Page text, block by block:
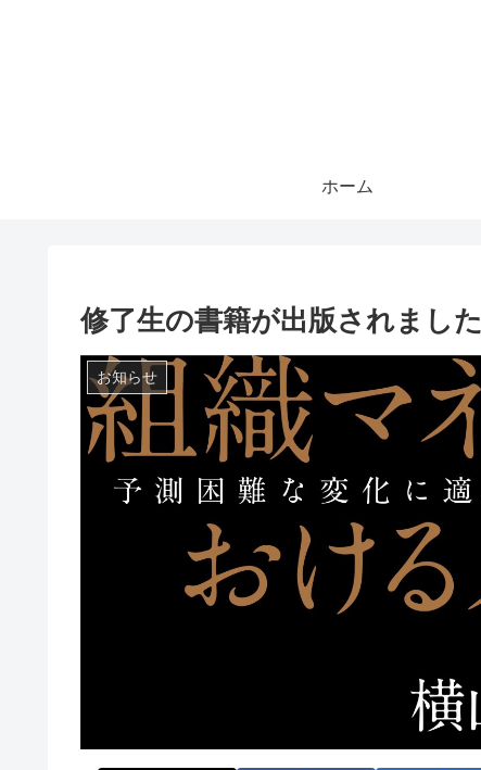
ホーム
修了生の書籍が出版されました
お知らせ